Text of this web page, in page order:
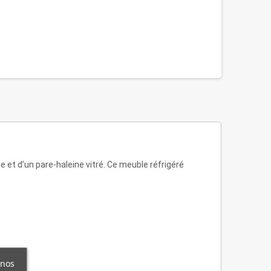
d’un pare-haleine vitré. Ce meuble réfrigéré